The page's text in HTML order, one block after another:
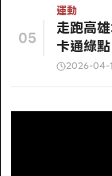
05
運動
走跑高
卡通綠點
2026-04-